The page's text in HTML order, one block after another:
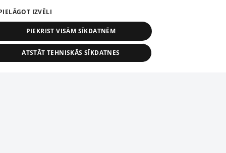
IZVĒLI
PIEKRIST VISĀM SĪKDATNĒM
ATSTĀT TEHNISKĀS SĪKDATNES